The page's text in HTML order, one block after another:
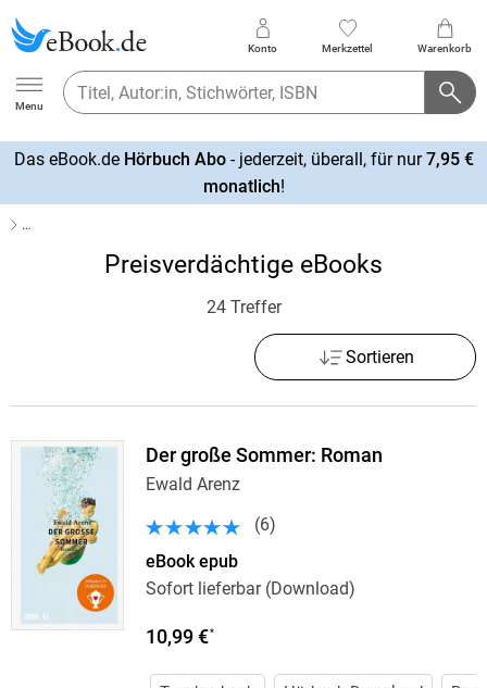
Ebook.de
Menu
Konto Merkzettel Warenkorb
Das eBook.de Hörbuch Abo- jederzeit, überall, für nur7,95 €
monatlich!
…
Preisverdächtige eBooks
24 Treffer
Sortieren
Der große Sommer: Roman
Ewald Arenz
(6)
eBook epub
Sofort lieferbar (Download)
10,99 €*